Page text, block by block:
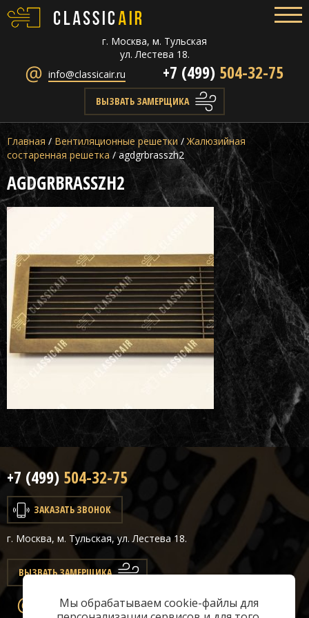
Мы обрабатываем cookie-файлы для
г. Москва, м. Тульская
ул. Лестева 18.
info@classicair.ru
+7 (499) 504-32-75
ВЫЗВАТЬ ЗАМЕРЩИКА
Главная / Вентиляционные решетки/Жалюзийная
состаренная решетка /agdgrbrasszh2
AGDGRBRASSZH2
+7 (499) 504-32-75
ЗАКАЗАТЬ ЗВОНОК
г. Москва, м. Тульская, ул. Лестева 18.
ВЫЗВАТЬ ЗАМЕРЩИКА
info@classicair.ru